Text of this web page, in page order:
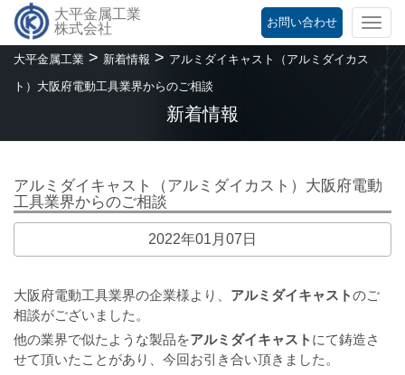
お問い合わせ
大平金属工業
株式会社
大平金属工業 > 新着情報 > アルミダイキャスト（アルミダイカス
ト）大阪府電動工具業界からのご相談
新着情報
アルミダイキャスト（アルミダイカスト）大阪府電動
工具業界からのご相談
2022年01月07日
大阪府電動工具業界の企業様より、 アルミダイキャストのご
相談がございました。
他の業界で似たような製品をアルミダイキャスト にて鋳造さ
せて頂いたことがあり、今回お引き合い頂きました。